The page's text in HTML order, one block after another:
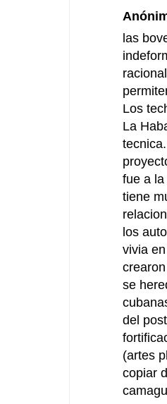
las
racional
Los
La
fue a
tiene
los
vivia
se
del
(artes
copiar